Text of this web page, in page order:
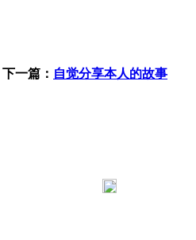
下一篇： 自觉分享本人的故事